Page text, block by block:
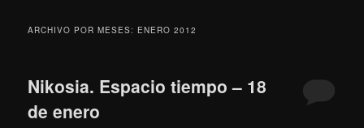
ARCHIVO POR MESES: ENERO 2012
Nikosia. Espacio tiempo – 18
de enero